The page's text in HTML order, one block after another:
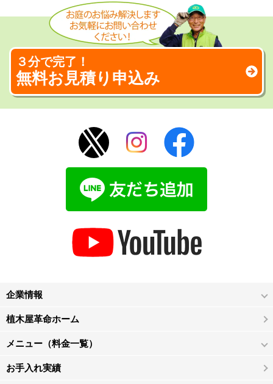
３分で完了！
無料お見積り申込み
企業情報
植木屋革命ホーム
メニュー（料金一覧）
お手入れ実績